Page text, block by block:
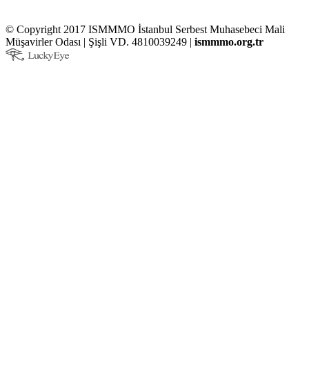
© Copyright 2017 ISMMMO İstanbul Serbest Muhasebeci Mali
Müşavirler Odası | Şişli VD. 4810039249 | ismmmo.org.tr